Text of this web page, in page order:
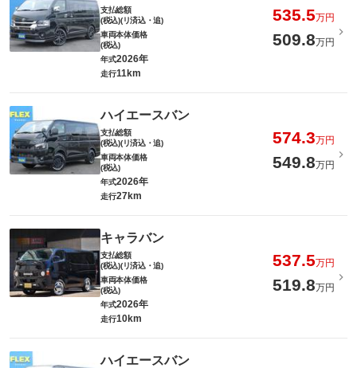
支払総額
(税込)(リ済込・追)
535.5万円
車両本体価格
(税込)
509.8万円
年式2026年
走行11km
ハイエースバン
支払総額
(税込)(リ済込・追)
574.3万円
車両本体価格
(税込)
549.8万円
年式2026年
走行27km
キャラバン
支払総額
(税込)(リ済込・追)
537.5万円
車両本体価格
(税込)
519.8万円
年式2026年
走行10km
ハイエースバン